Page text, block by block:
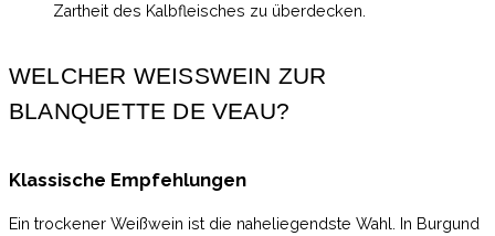
Zartheit des Kalbfleisches zu überdecken.
WELCHER WEISSWEIN ZUR B
LANQUETTE DE VEAU?
Klassische Empfehlungen
Ein trockener Weißwein ist die naheliegendste Wahl. In Burgund